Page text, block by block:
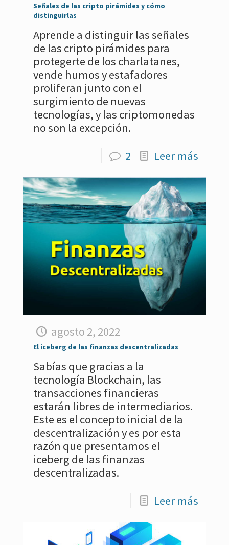
Señales de las cripto pirámides y cómo
distinguirlas
Aprende a distinguir las señales
de las cripto pirámides para
protegerte de los charlatanes,
vende humos y estafadores
proliferan junto con el
surgimiento de nuevas
tecnologías, y las criptomonedas
no son la excepción.
2
Leer más
agosto 2, 2022
El iceberg de las finanzas descentralizadas
Sabías que gracias a la
tecnología Blockchain, las
transacciones financieras
estarán libres de intermediarios.
Este es el concepto inicial de la
descentralización y es por esta
razón que presentamos el
iceberg de las finanzas
descentralizadas.
Leer más